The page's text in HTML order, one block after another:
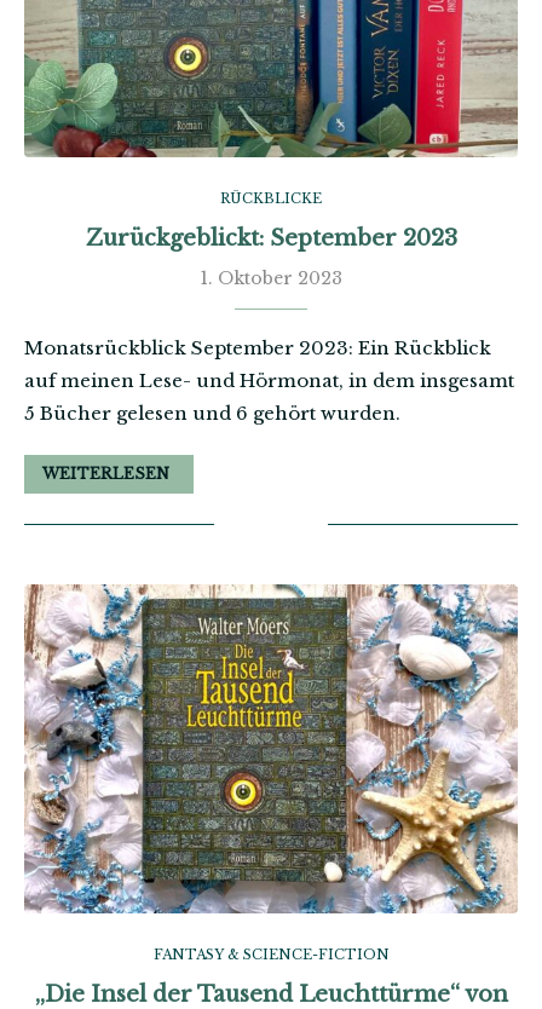
RÜCKBLICKE
Zurückgeblickt: September 2023
1. Oktober 2023
Monatsrückblick September 2023: Ein Rückblick
auf meinen Lese- und Hörmonat, in dem insgesamt
5 Bücher gelesen und 6 gehört wurden.
WEITERLESEN
FANTASY & SCIENCE-FICTION
„Die Insel der Tausend Leuchttürme“ von